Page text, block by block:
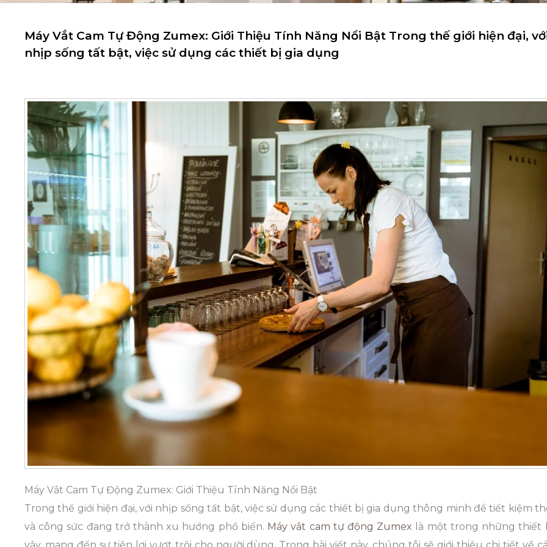
Máy Vắt Cam Tự Động Zumex: Giới Thiệu Tính Năng Nổi Bật Trong thế giới hiện đại,
nhịp sống tất bật, việc sử dụng các thiết bị gia dụng
Máy Vắt Cam Tự Động Zumex: Giới Thiệu Tính Năng Nổi Bật
Trong thế giới hiện đại, với nhịp sống tất bật, việc sử dụng các thiết bị gia dụng thông minh để tiết kiệm
và công sức đang trở thành xu hướng phổ biến. Máy vắt cam tự động Zumex là một trong những thiết